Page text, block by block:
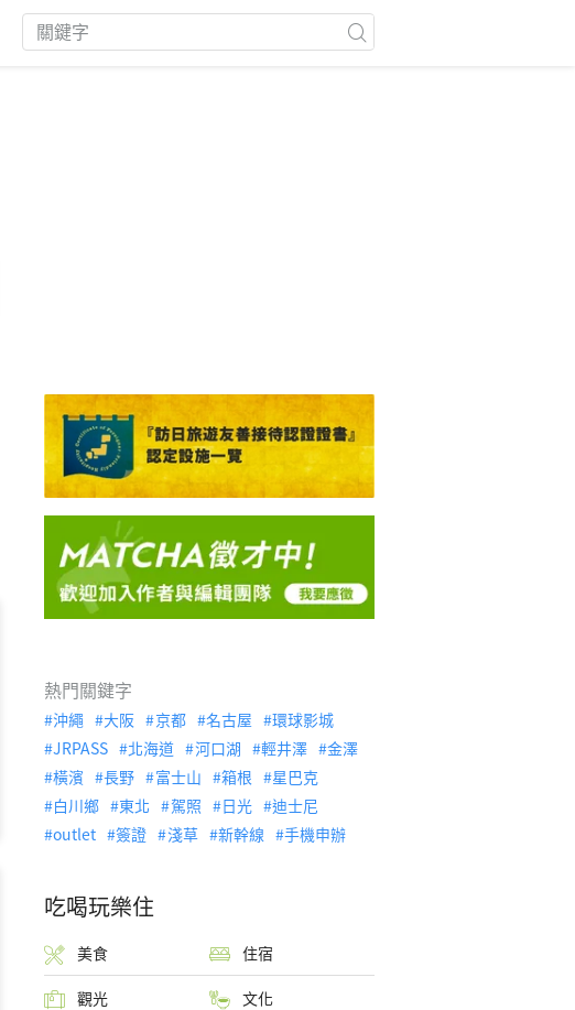
熱門關鍵字
沖繩 大阪 京都 名古屋
環球影城
JRPASS
北海道 河口湖 輕井澤
金澤
橫濱
長野 富士山 箱根
星巴克
白川鄉
東北 駕照 日光
迪士尼
outlet
簽證 淺草 新幹線 手機申辦
吃喝玩樂住
美食 住宿
觀光 文化